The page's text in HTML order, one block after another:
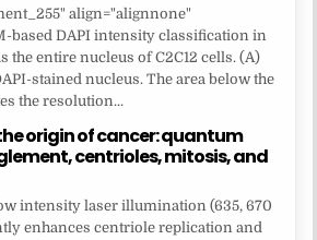
align="alignnone"
based DAPI intensity classification in
the entire nucleus of C2C12 cells. (A)
stained nucleus. The area below the
the resolution...
origin of cancer: quantum
centrioles, mitosis, and
intensity laser illumination (635, 670
enhances centriole replication and